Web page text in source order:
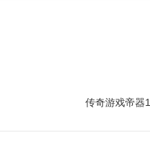
传奇游戏帝器